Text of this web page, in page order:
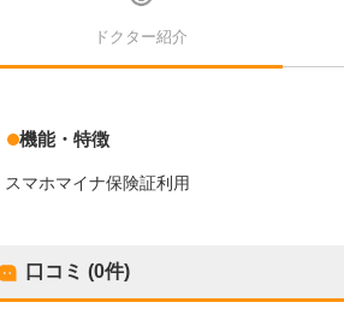
ドクター紹介
機能・特徴
スマホマイナ保険証利用
口コミ (0件)